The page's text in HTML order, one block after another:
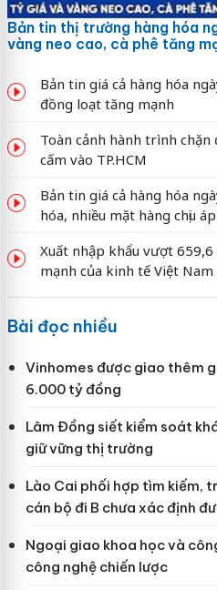
Bản tin thị trường hàng hóa
vàng neo cao, cà phê tăng
Bản tin giá cả hàng hóa
đồng loạt tăng mạnh
Toàn cảnh hành trình
cấm vào TP.HCM
Bản tin giá cả hàng hóa
hóa, nhiều mặt hàng chịu
Xuất nhập khẩu vượt
mạnh của kinh tế Việt Nam
Bài đọc nhiều
Vinhomes được giao thêm
6.000 tỷ đồng
Lâm Đồng siết kiểm soát
giữ vững thị trường
Lào Cai phối hợp tìm kiếm,
cán bộ đi B chưa xác định
Ngoại giao khoa học và
công nghệ chiến lược